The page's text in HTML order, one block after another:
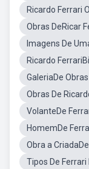
Ricardo Ferrari
Obras DeRicar
Imagens De
Ricardo
GaleriaDe
Obras De
VolanteDe
HomemDe
Obra a
Tipos De